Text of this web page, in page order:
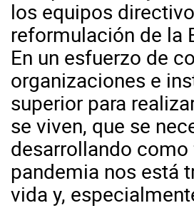
los equipos
reformulación de la
En un esfuerzo de
organizaciones e
superior para
se viven, que se
desarrollando
pandemia nos está
vida y,